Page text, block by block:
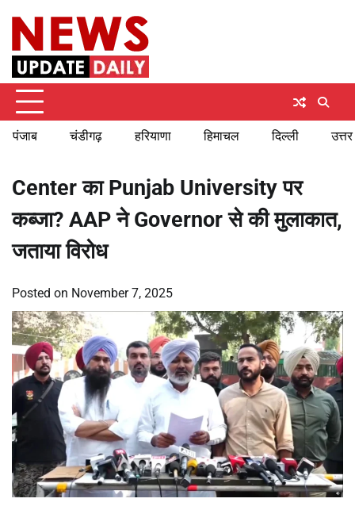
content
पंजाब चंडीगढ़ हरियाणा हिमाचल दिल्ली
Center का Punjab University पर
कब्जा? AAP ने Governor से की मुलाकात,
जताया विरोध
Posted on November 7, 2025